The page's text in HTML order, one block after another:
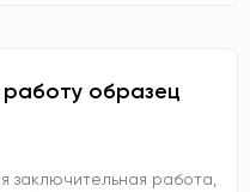
образец
заключительная работа,